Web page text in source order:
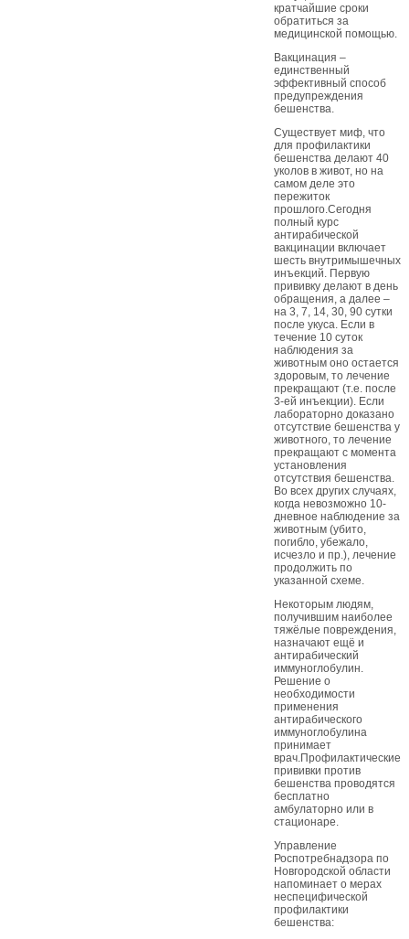
кратчайшие сроки
обратиться за
медицинской помощью.
Вакцинация –
единственный
эффективный способ
предупреждения
бешенства.
Существует миф, что
для профилактики
бешенства делают 40
уколов в живот, но на
самом деле это
пережиток
прошлого.Сегодня
полный курс
антирабической
вакцинации включает
шесть внутримышечных
инъекций. Первую
прививку делают в день
обращения, а далее –
на 3, 7, 14, 30, 90 сутки
после укуса. Если в
течение 10 суток
наблюдения за
животным оно остается
здоровым, то лечение
прекращают (т.е. после
3-ей инъекции). Если
лабораторно доказано
отсутствие бешенства у
животного, то лечение
прекращают с момента
установления
отсутствия бешенства.
Во всех других случаях,
когда невозможно 10-
дневное наблюдение за
животным (убито,
погибло, убежало,
исчезло и пр.), лечение
продолжить по
указанной схеме.
Некоторым людям,
получившим наиболее
тяжёлые повреждения,
назначают ещё и
антирабический
иммуноглобулин.
Решение о
необходимости
применения
антирабического
иммуноглобулина
принимает
врач.Профилактические
прививки против
бешенства проводятся
бесплатно
амбулаторно или в
стационаре.
Управление
Роспотребнадзора по
Новгородской области
напоминает о мерах
неспецифической
профилактики
бешенства: